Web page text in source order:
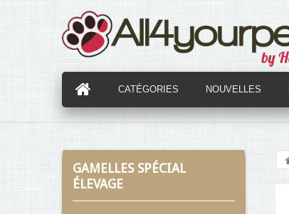
CATÉGORIES NOUVELLES
GAMELLES SPÉCIAL
ÉLEVAGE